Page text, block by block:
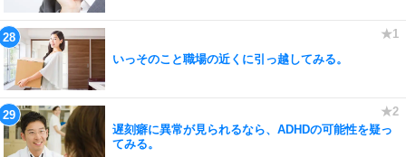
いっそのこと職場の近くに引っ越してみる。
遅刻癖に異常が見られるなら、ADHDの可能性を疑っ
てみる。